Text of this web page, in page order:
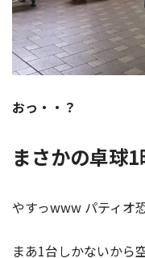
おっ・・？
まさかの卓球
やすっwww パティオ
まあ1台しかないから